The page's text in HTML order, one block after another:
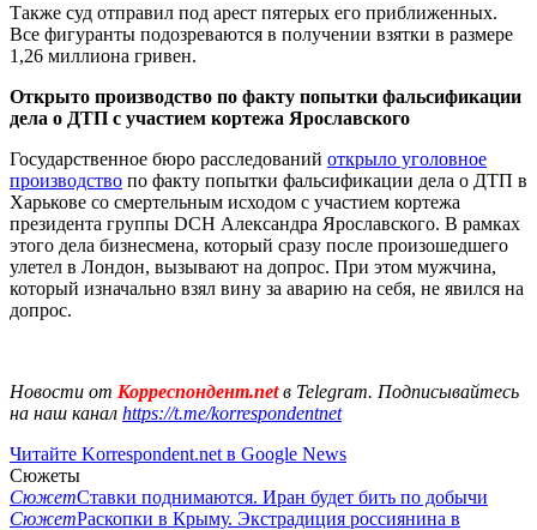
Также суд отправил под арест пятерых его приближенных.
Все фигуранты подозреваются в получении взятки в размере
1,26 миллиона гривен.
Открыто производство по факту попытки фальсификации
дела о ДТП с участием кортежа Ярославского
Государственное бюро расследований открыло уголовное
производство по факту попытки фальсификации дела о ДТП в
Харькове со смертельным исходом с участием кортежа
президента группы DCH Александра Ярославского. В рамках
этого дела бизнесмена, который сразу после произошедшего
улетел в Лондон, вызывают на допрос. При этом мужчина,
который изначально взял вину за аварию на себя, не явился на
допрос.
Новости от Корреспондент.netв Telegram. Подписывайтесь
на наш канал https://t.me/korrespondentnet
Читайте Korrespondent.net в Google News
Сюжеты
СюжетСтавки поднимаются. Иран будет бить по добычи
СюжетРаскопки в Крыму. Экстрадиция россиянина в